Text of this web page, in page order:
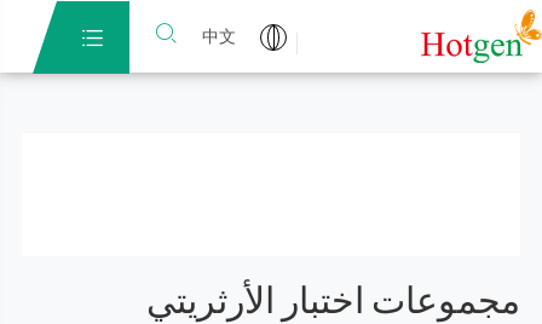
中文


مجموعات اختبار الأرثريتي